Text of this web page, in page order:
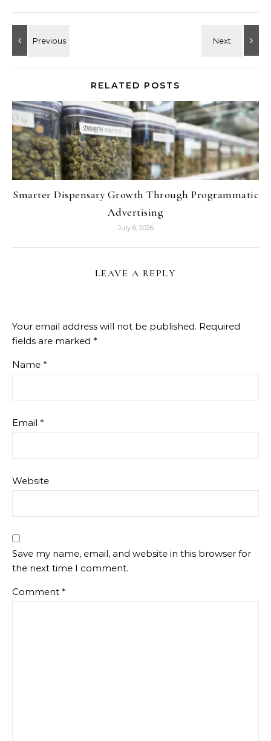
RELATED POSTS
Smarter Dispensary Growth Through Programmatic
Advertising
July 6, 2026
LEAVE A REPLY
Your email address will not be published. Required
fields are marked *
Name *
Email *
Website
Save my name, email, and website in this browser for
the next time I comment.
Comment *